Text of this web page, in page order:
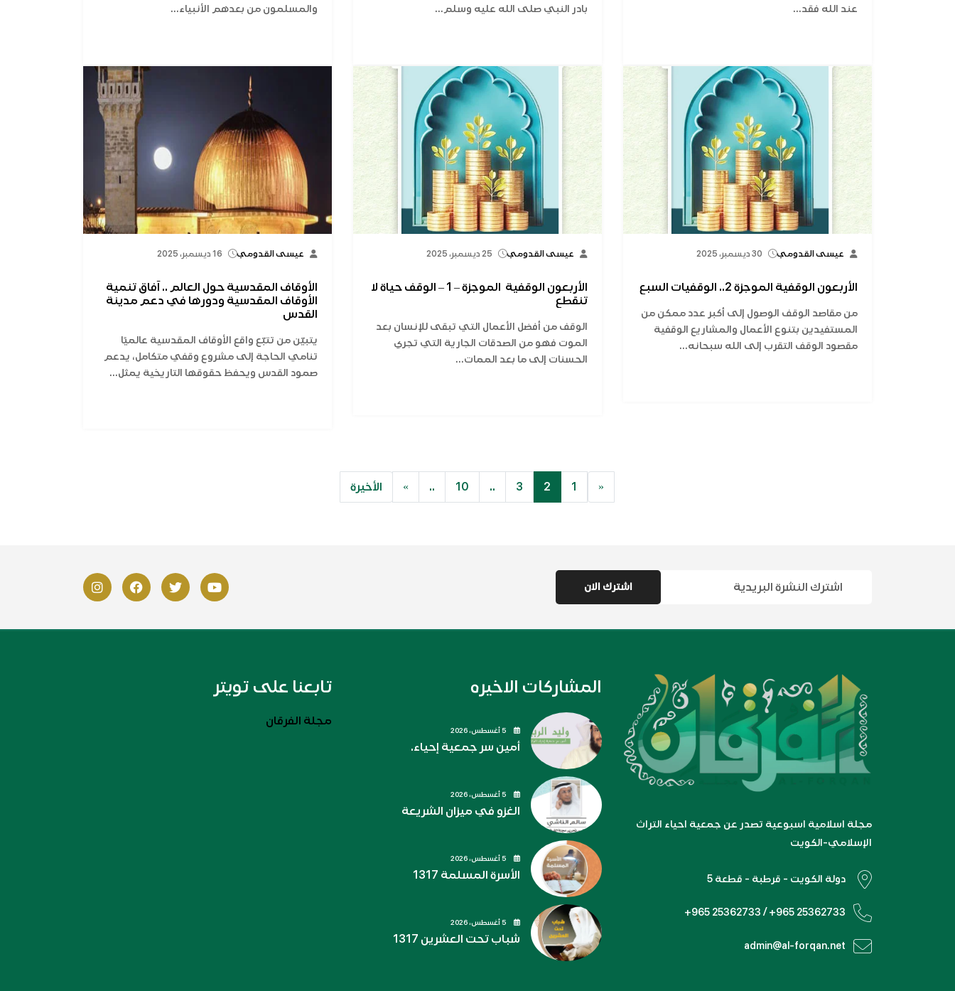
عند الله فقد...
بادر النبي صلى الله عليه وسلم...
والمسلمون من بعدهم الأنبياء...
عيسى القدومي 30 ديسمبر، 2025
الأربعون الوقفية الموجزة 2.. الوقفيات السبع
من مقاصد الوقف الوصول إلى أكبر عدد ممكن من
المستفيدين بتنوع الأعمال والمشاريع الوقفية
مقصود الوقف التقرب إلى الله سبحانه...
عيسى القدومي 25 ديسمبر، 2025
الأربعون الوقفية الموجزة – 1 – الوقف حياة لا
تنقطع
الوقف من أفضل الأعمال التي تبقى للإنسان بعد
الموت فهو من الصدقات الجارية التي تجري
الحسنات إلى ما بعد الممات...
عيسى القدومي 16 ديسمبر، 2025
الأوقاف المقدسية حول العالم .. آفاق تنمية
الأوقاف المقدسية ودورها في دعم مدينة
القدس
يتبيّن من تتبّع واقع الأوقاف المقدسية عالميًا
تنامي الحاجة إلى مشروع وقفي متكامل، يدعم
صمود القدس ويحفظ حقوقها التاريخية يمثل...
«
1
2
3
..
10
..
» الأخيرة
مجلة اسلامية اسبوعية تصدر عن جمعية احياء التراث
الإسلامي-الكويت
دولة الكويت - قرطبة - قطعة 5
+965 25362733 / +965 25362733
admin@al-forqan.net
المشاركات الاخيره
أمين سر جمعية إحياء.
الغزو في ميزان الشريعة
الأسرة المسلمة 1317
شباب تحت العشرين 1317
تابعنا على تويتر
مجلة الفرقان